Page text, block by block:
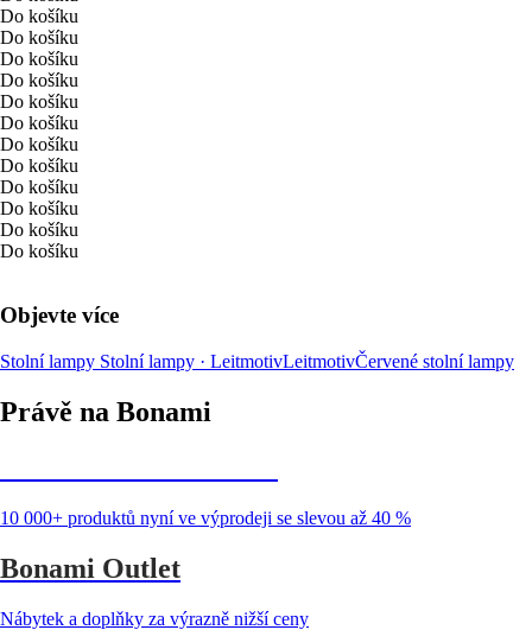
Do košíku
Do košíku
Do košíku
Do košíku
Do košíku
Do košíku
Do košíku
Do košíku
Do košíku
Do košíku
Do košíku
Do košíku
Objevte více
Stolní lampy Stolní lampy · LeitmotivLeitmotivČervené stolní lampy
Právě na Bonami
10 000+ produktů nyní ve výprodeji se slevou až 40 %
Bonami Outlet
Nábytek a doplňky za výrazně nižší ceny